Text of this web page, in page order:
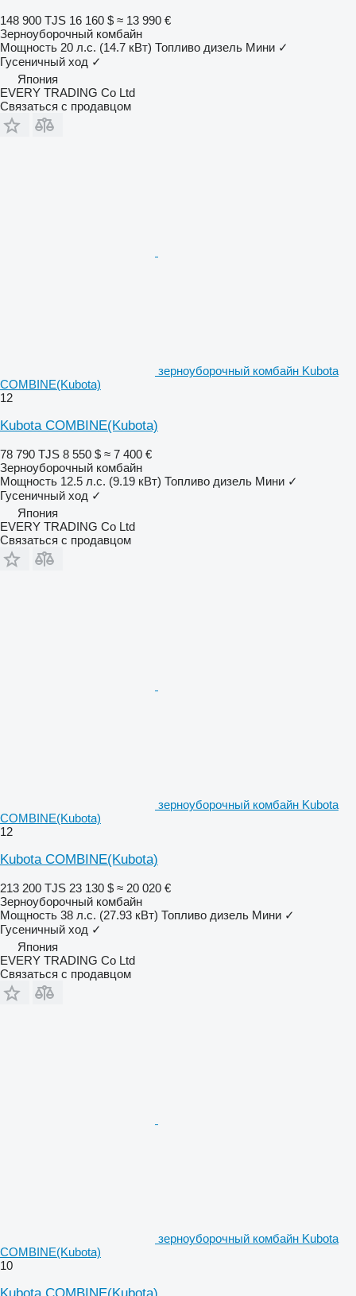
148 900 TJS 16 160 $ ≈ 13 990 €
Зерноуборочный комбайн
Мощность 20 л.с. (14.7 кВт) Топливо дизель Мини ✓
Гусеничный ход ✓
Япония
EVERY TRADING Co Ltd
Связаться с продавцом
зерноуборочный комбайн Kubota
COMBINE(Kubota)
12
Kubota COMBINE(Kubota)
78 790 TJS 8 550 $ ≈ 7 400 €
Зерноуборочный комбайн
Мощность 12.5 л.с. (9.19 кВт) Топливо дизель Мини ✓
Гусеничный ход ✓
Япония
EVERY TRADING Co Ltd
Связаться с продавцом
зерноуборочный комбайн Kubota
COMBINE(Kubota)
12
Kubota COMBINE(Kubota)
213 200 TJS 23 130 $ ≈ 20 020 €
Зерноуборочный комбайн
Мощность 38 л.с. (27.93 кВт) Топливо дизель Мини ✓
Гусеничный ход ✓
Япония
EVERY TRADING Co Ltd
Связаться с продавцом
зерноуборочный комбайн Kubota
COMBINE(Kubota)
10
Kubota COMBINE(Kubota)